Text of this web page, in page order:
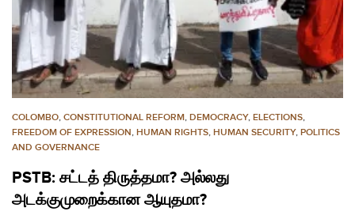
COLOMBO, CONSTITUTIONAL REFORM, DEMOCRACY, ELECTIONS,
FREEDOM OF EXPRESSION, HUMAN RIGHTS, HUMAN SECURITY, POLITICS
AND GOVERNANCE
PSTB: சட்டத் திருத்தமா? அல்லது
அடக்குமுறைக்கான ஆயுதமா?